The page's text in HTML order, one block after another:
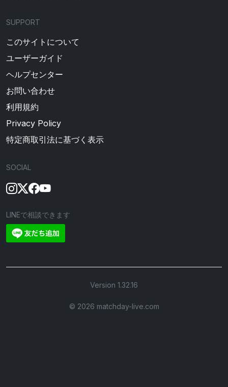
SUPPORT
このサイトについて
ユーザーガイド
ヘルプセンター
お問い合わせ
利用規約
Privacy Policy
特定商取引法に基づく表示
SOCIAL
LINEで相談できます
Version 1.32.16
©︎ 2026 matchday-live.com